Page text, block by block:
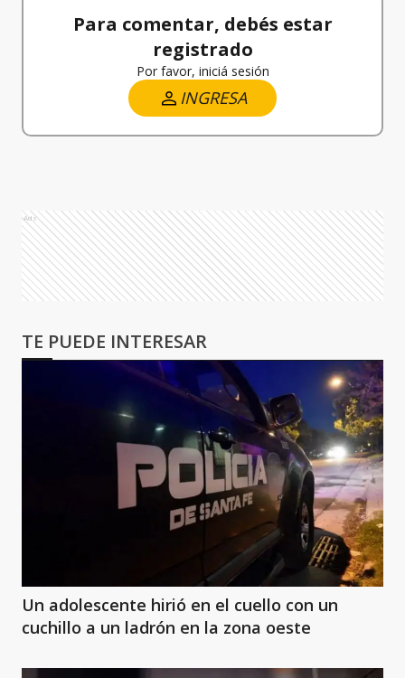
Para comentar, debés estar
registrado
Por favor, iniciá sesión
INGRESA
Ads
TE PUEDE INTERESAR
Un adolescente hirió en el cuello con un
cuchillo a un ladrón en la zona oeste